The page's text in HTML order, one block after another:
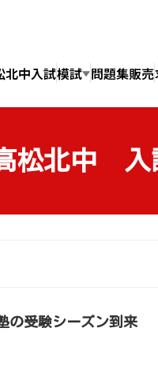
北中入試模試 問題集販売
松北中 入
の受験シーズン到来